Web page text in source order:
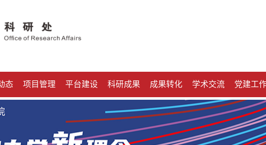
态 项目管理 平台建设 科研成果 成果转化 学术交流 党建工